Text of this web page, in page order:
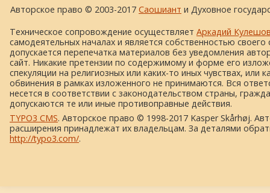
Авторское право © 2003-2017 Саошиант и Духовное
Техническое сопровождение осуществляет Аркадий
самодеятельных началах и является собственностью своего
допускается перепечатка материалов без уведомления
сайт. Никакие претензии по содержимому и форме его
спекуляции на религиозных или каких-то иных чувствах, или
обвинения в рамках изложенного не принимаются. Вся
несется в соответствии с законодательством страны,
допускаются те или иные противоправные действия.
TYPO3 CMS. Авторское право © 1998-2017 Kasper Skårhøj.
расширения принадлежат их владельцам. За деталями
http://typo3.com/.